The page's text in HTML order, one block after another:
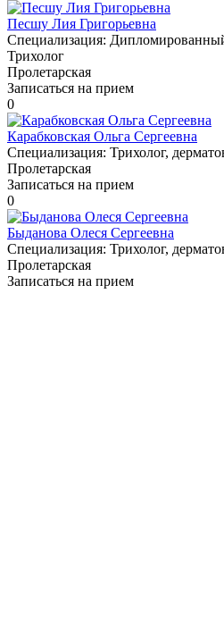
Песшу Лия Григорьевна
Специализация:
Трихолог
Пролетарская
Записаться на прием
0
Карабковская Ольга Сергеевна
Специализация: Трихолог,
Пролетарская
Записаться на прием
0
Быданова Олеся Сергеевна
Специализация: Трихолог,
Пролетарская
Записаться на прием